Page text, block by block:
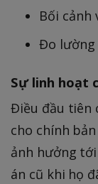
Bối
Đo lường
Sự linh hoạt
Điều đầu tiên
cho chính
ảnh hưởng
án cũ khi họ